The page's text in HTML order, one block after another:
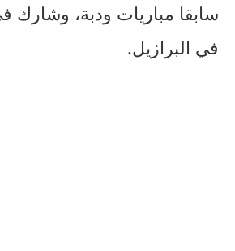
سابقا مباريات ودبة،
في البرازيل.